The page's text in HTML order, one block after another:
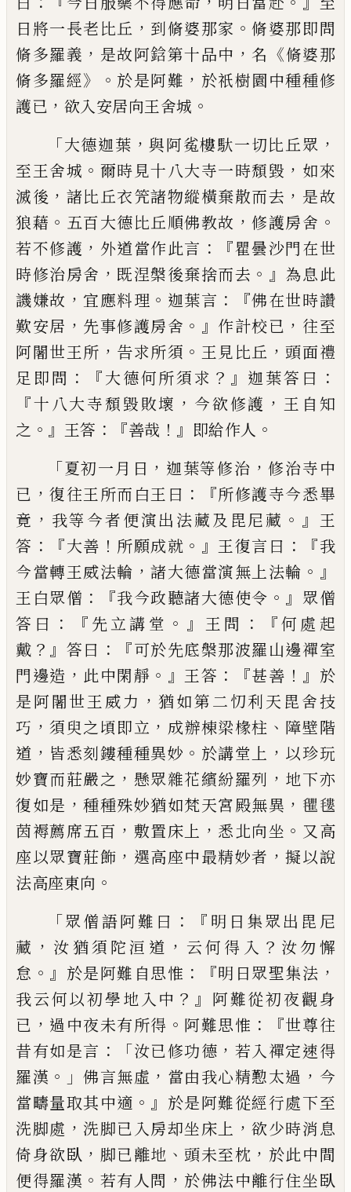
日將一長老比丘 ， 到脩婆那家 。脩婆那即問
脩多羅義 ， 是故阿鋡第十品中 ，名 《脩婆那
脩多羅經》。 於是阿難 ， 於祇樹園中種種修
護已 ， 欲入安居向王舍城 。
「大德迦葉 ，與阿㝹樓馱一切比丘眾 ，
至王舍城 。 爾時見十八大寺一時頹毀 ， 如來
滅後 ， 諸比丘衣笐諸物縱橫棄散而去 ， 是故
狼藉 。 五百大德比丘順佛教故 ，修護房舍 。
若不修護 ， 外道當作此言 ： 『瞿曇沙門在世
時修治房舍 ， 既涅槃後棄捨而去 。』 為息此
譏嫌故 ， 宜應料理 。 迦葉言 ： 『佛在世時讚
歎安居 ， 先事修護房舍 。』 作計校已 ， 往至
阿闍世王所 ， 告求所須 。 王見比丘 ，頭面禮
足即問 ：『大德何所須求 ？』 迦葉答 曰 ：
『十八大寺頹毀敗壞 ， 今欲修護 ， 王自知
之 。』 王答 ：『善哉 ！』 即給作人 。
「夏初一月日 ， 迦葉等修治 ，修治寺中
已 ，復往王所而白王曰 ： 『所修護寺今悉畢
竟 ， 我等今者便演出法藏及毘尼藏 。』 王
答 ：『大善 ！ 所願成就 。』 王復言曰 ：『我
今當轉王威法輪 ，諸大德當演無上法輪 。』
王白眾僧 ：『我今政聽諸大德使令 。』 眾僧
答曰 ：『 先立講堂 。』 王問 ：『何處起
戴 ？』 答曰 ：『可於先底槃那波羅山邊禪室
門邊造 ， 此中閑靜 。』 王答 ：『甚善 ！』 於
是阿闍世王威力 ，猶如第二忉利天毘舍技
巧 ， 須臾之頃即立 ， 成辦棟梁椽柱 、 障壁階
道 ， 皆悉刻鏤種種異妙 。 於講堂上 ， 以珍玩
妙寶而莊嚴之 ， 懸眾雜花繽紛羅列 ， 地下亦
復如是 ，種種殊妙猶如梵天宮殿無異 ， 𣰽𣯫
茵褥薦席五百 ， 敷置床上 ， 悉北向坐 。 又高
座以眾寶莊飾 ， 選高座中最精妙者 ，擬以說
法高座東向 。
「眾僧語阿難曰 ：『 明日集眾出毘尼
藏 ， 汝猶須 陀洹道 ， 云何得入 ？ 汝勿懈
怠 。』 於是阿難自思惟 ：『明日眾聖集法 ，
我云何以初學地入 中 ？』 阿難從初夜觀身
已 ， 過中夜未有所得 。 阿難思惟 ：『世尊往
昔有如是言 ：「汝已修功德 ， 若入禪定速得
羅漢 。」佛言無虛 ， 當由我心精懃太過 ， 今
當疇量取其中適 。』 於是阿難從經行處下至
洗脚處 ， 洗脚已 入房却坐床上 ，欲少時消息
倚身欲臥 ， 脚已離地 、頭未至枕 ， 於此中間
便得羅漢 。 若有人問 ， 於佛法中離行住坐臥